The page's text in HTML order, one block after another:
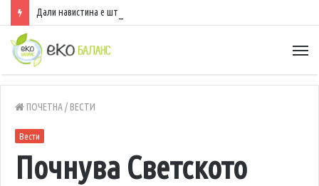
Дали навистина е штетно да спиете со вклучен вентилатор?
ПОЧЕТНА/ ВЕСТИ
Вести
Почнува Светското